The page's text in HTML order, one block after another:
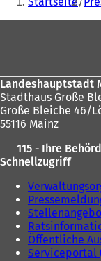
befinden
Landeshauptstadt
Stadthaus Große
Große Bleiche 46/
55116 Mainz
115 - Ihre
Schnellzugriff
Öffentliche
Serviceportal